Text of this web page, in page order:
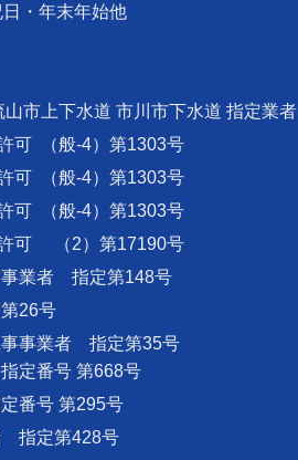
・年末年始他
市上下水道 市川市下水道 指定業者
可
（般-4）第1303号
可
（般-4）第1303号
可
（般-4）第1303号
可
（2）第17190号
事業者 指定第148号
26号
事事業者 指定第35号
定番号 第668号
番号 第295号
指定第428号